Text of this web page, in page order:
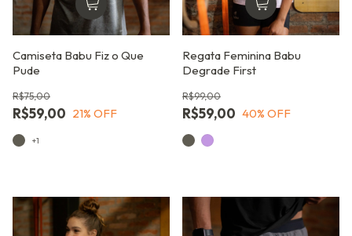
Camiseta Babu Fiz o Que
Pude
R$59,00
R$75,00
21% OFF
+1
Regata Feminina Babu
Degrade First
R$59,00
R$99,00
40% OFF